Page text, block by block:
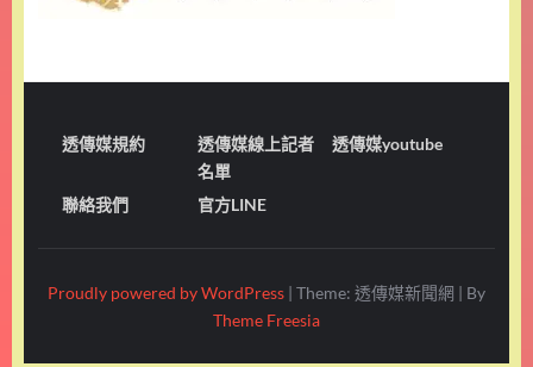
透傳媒規約
透傳媒線上記者
名單
透傳媒youtube
聯絡我們 官方LINE
Proudly powered by WordPress | Theme: 透傳媒新聞網 | By
Theme Freesia